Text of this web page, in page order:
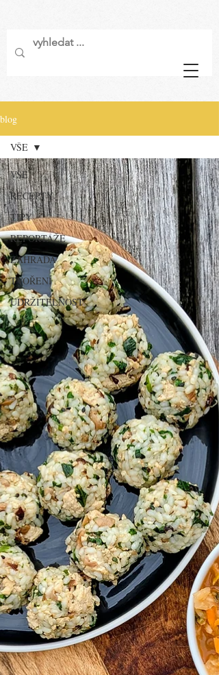
blog
VŠE
RECEPTY
TIPY
REPORTÁŽE
ZAHRADA
TVOŘENÍ
UDRŽITELNOST
VŠE